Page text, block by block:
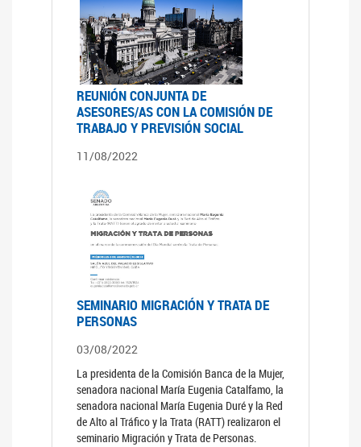
REUNIÓN CONJUNTA DE
ASESORES/AS CON LA COMISIÓN DE
TRABAJO Y PREVISIÓN SOCIAL
11/08/2022
SEMINARIO MIGRACIÓN Y TRATA DE
PERSONAS
03/08/2022
La presidenta de la Comisión Banca de la Mujer,
senadora nacional María Eugenia Catalfamo, la
senadora nacional María Eugenia Duré y la Red
de Alto al Tráfico y la Trata (RATT) realizaron el
seminario Migración y Trata de Personas.